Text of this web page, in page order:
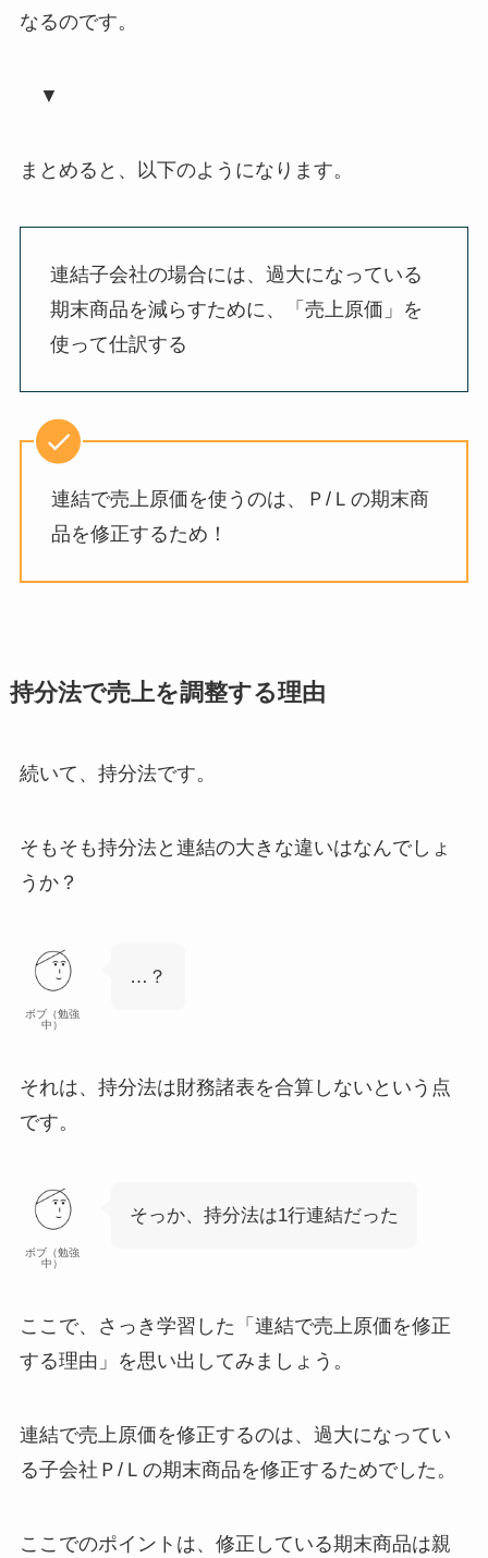
なるのです。
▼
まとめると、以下のようになります。
連結子会社の場合には、過大になっている
期末商品を減らすために、「売上原価」を
使って仕訳する
連結で売上原価を使うのは、Ｐ/Ｌの期末商
品を修正するため！
持分法で売上を調整する理由
続いて、持分法です。
そもそも持分法と連結の大きな違いはなんでしょ
うか？
ボブ（勉強
中）
…？
それは、 持分法は財務諸表を合算しない という点
です。
ボブ（勉強
中）
そっか、持分法は1行連結だった
ここで、さっき学習した「連結で売上原価を修正
する理由」を思い出してみましょう。
連結で売上原価を修正するのは、 過大になってい
る子会社Ｐ/Ｌの期末商品を修正するためでした。
ここでのポイントは、修正している期末商品は親